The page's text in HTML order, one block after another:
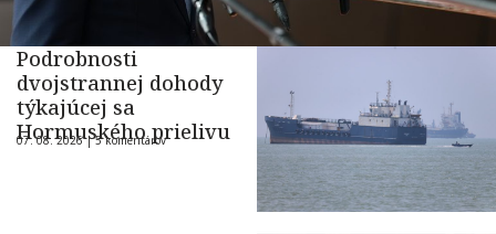
Podrobnosti
dvojstrannej dohody
týkajúcej sa
Hormuského prielivu
07. 08. 2026 |5 komentárov